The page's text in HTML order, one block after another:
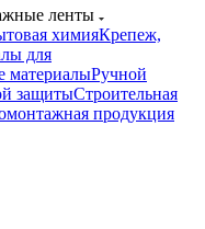
ленты
химияКрепеж,
для
материалыРучной
защитыСтроительная
продукция